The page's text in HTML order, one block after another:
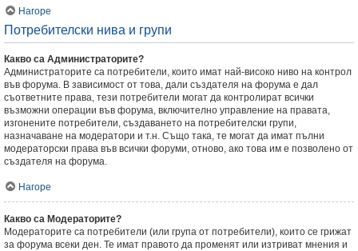
Нагоре
Потребителски нива и групи
Какво са Администраторите?
Администраторите са потребители, които имат най-високо ниво на контрол
във форума. В зависимост от това, дали създателя на форума е дал
съответните права, тези потребители могат да контролират всички
възможни операции във форума, включително управление на правата,
изгонените потребители, създаването на потребителски групи,
назначаване на модератори и т.н. Също така, те могат да имат пълни
модераторски права във всички форуми, отново, ако това им е позволено от
създателя на форума.
Нагоре
Какво са Модераторите?
Модераторите са потребители (или група от потребители), които се грижат
за форума всеки ден. Те имат правото да променят или изтриват мнения и